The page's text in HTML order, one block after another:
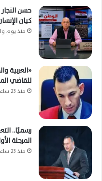
حسن
كيان
منذ يوم
«العربية
للقاضي
منذ 23 ساعة
رسميًا..
المرحلة الأولى 2026
منذ 23 ساعة